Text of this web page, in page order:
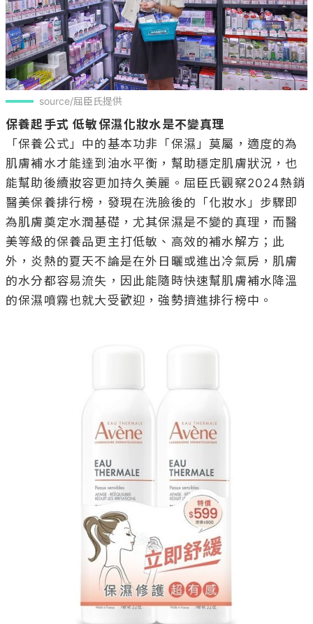
source/屈臣氏提供
保養起手式 低敏保濕化妝水是不變真理
「保養公式」中的基本功非「保濕」莫屬，適度的為
肌膚補水才能達到油水平衡，幫助穩定肌膚狀況，也
能幫助後續妝容更加持久美麗。屈臣氏觀察2024熱銷
醫美保養排行榜，發現在洗臉後的「化妝水」步驟即
為肌膚奠定水潤基礎，尤其保濕是不變的真理，而醫
美等級的保養品更主打低敏、高效的補水解方；此
外，炎熱的夏天不論是在外日曬或進出冷氣房，肌膚
的水分都容易流失，因此能隨時快速幫肌膚補水降溫
的保濕噴霧也就大受歡迎，強勢擠進排行榜中。